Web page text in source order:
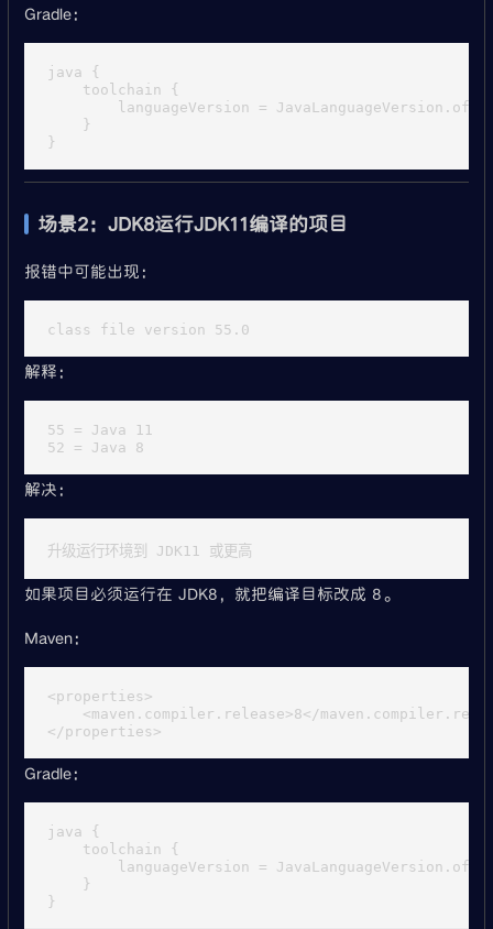
Gradle：
java {
    toolchain {
languageVersion =
    }
场景2：JDK8运行JDK11编译的项目
报错中可能出现：
解释：
55 = Java 11
解决：
如果项目必须运行在 JDK8，就把编译目标改成 8。
Maven：
<properties>
<maven.compiler.release>8</
Gradle：
java {
    toolchain {
languageVersion =
    }